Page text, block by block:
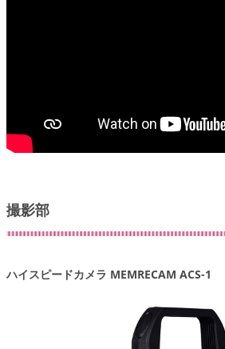
撮影部
ハイスピードカメラ MEMRECAM ACS-1